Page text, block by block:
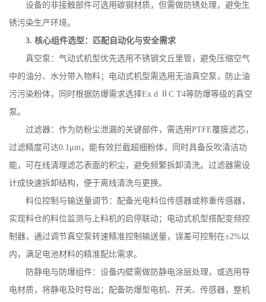
设备的非接触部件可选用碳钢材质，但需做防锈处理，避免生
锈污染生产环境。
3.核心组件选型：匹配自动化与安全需求
真空泵：气动式机型优先选用不锈钢文丘里管，避免压缩空气
中的油分、水分带入物料；电动式机型需选用无油真空泵，防止油
污污染粉体，同时根据防爆需求选择Ex d C T4等防爆等级的真空
泵。
过滤器：作为防粉尘泄漏的关键部件，需选用PTFE覆膜滤芯，
过滤精度可达0.1μm，能有效拦截超细粉体，同时具备反吹清洁功
能，可在线清理滤芯表面的积尘，避免频繁拆卸清洗。过滤器需设
计成快速拆卸结构，便于离线清洗与更换。
料位控制与输送量调节：配备光电料位传感器或称重传感器，
实现料仓的料位监测与上料机的启停联动；电动式机型搭配变频控
制器，通过调节真空泵转速精准控制输送量，误差可控制在±2%以
内，满足电池材料的精准配比需求。
防静电与防爆组件：设备内壁需做防静电涂层处理，或选用导
电材质，将静电及时导出；配备防爆型电机、开关、传感器，整机